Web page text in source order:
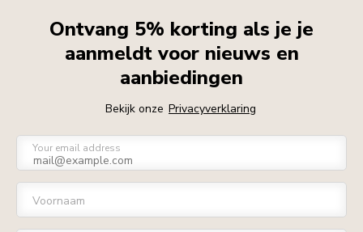
Ontvang 5% korting als je je
aanmeldt voor nieuws en
aanbiedingen
Bekijk onze Privacyverklaring
Your email address
Voornaam